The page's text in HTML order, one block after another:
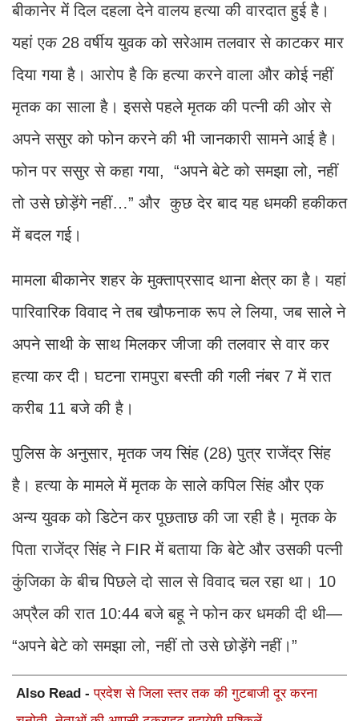
बीकानेर में दिल दहला देने वालय हत्या की वारदात हुई है।
यहां एक 28 वर्षीय युवक को सरेआम तलवार से काटकर मार
दिया गया है। आरोप है कि हत्या करने वाला और कोई नहीं
मृतक का साला है। इससे पहले मृतक की पत्नी की ओर से
अपने ससुर को फोन करने की भी जानकारी सामने आई है।
फोन पर ससुर से कहा गया, “अपने बेटे को समझा लो, नहीं
तो उसे छोड़ेंगे नहीं…” और कुछ देर बाद यह धमकी हकीकत
में बदल गई।
मामला बीकानेर शहर के मुक्ताप्रसाद थाना क्षेत्र का है। यहां
पारिवारिक विवाद ने तब खौफनाक रूप ले लिया, जब साले ने
अपने साथी के साथ मिलकर जीजा की तलवार से वार कर
हत्या कर दी। घटना रामपुरा बस्ती की गली नंबर 7 में रात
करीब 11 बजे की है।
पुलिस के अनुसार, मृतक जय सिंह (28) पुत्र राजेंद्र सिंह
है। हत्या के मामले में मृतक के साले कपिल सिंह और एक
अन्य युवक को डिटेन कर पूछताछ की जा रही है। मृतक के
पिता राजेंद्र सिंह ने FIR में बताया कि बेटे और उसकी पत्नी
कुंजिका के बीच पिछले दो साल से विवाद चल रहा था। 10
अप्रैल की रात 10:44 बजे बहू ने फोन कर धमकी दी थी—
“अपने बेटे को समझा लो, नहीं तो उसे छोड़ेंगे नहीं।”
Also Read -प्रदेश से जिला स्तर तक की गुटबाजी दूर करना